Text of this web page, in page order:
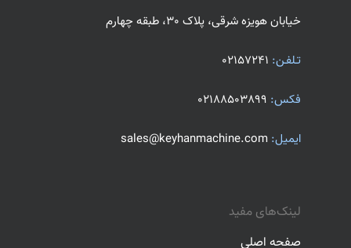
خیابان هویزه شرقی، پلاک 30، طبقه چهارم
تـلفـن: 02157241
فکس: 02188503899
ایمیل: sales@keyhanmachine.com
لینک‌های مفید
صفحه اصلی